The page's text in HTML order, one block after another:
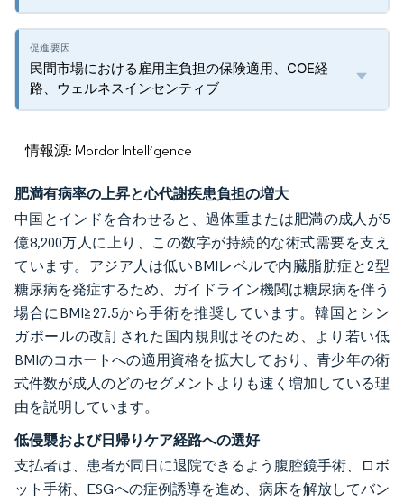
民間市場における雇用主負担の保険適用、COE経
路、ウェルネスインセンティブ
情報源: Mordor Intelligence
肥満有病率の上昇と心代謝疾患負担の増大
中国とインドを合わせると、過体重または肥満の成人が5
億8,200万人に上り、この数字が持続的な術式需要を支え
ています。アジア人は低いBMIレベルで内臓脂肪症と2型
糖尿病を発症するため、ガイドライン機関は糖尿病を伴う
場合にBMI≧27.5から手術を推奨しています。韓国とシン
ガポールの改訂された国内規則はそのため、より若い低
BMIのコホートへの適用資格を拡大しており、青少年の術
式件数が成人のどのセグメントよりも速く増加している理
由を説明しています。
低侵襲および日帰りケア経路への選好
支払者は、患者が同日に退院できるよう腹腔鏡手術、ロボ
ット手術、ESGへの症例誘導を進め、病床を解放してバン